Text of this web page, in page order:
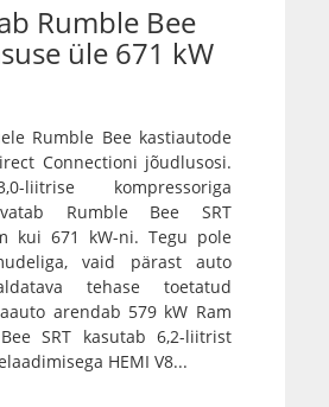
Rumble Bee
üle 671 kW
Rumble Bee kastiautode
Connectioni jõudlusosi.
liitrise kompressoriga
Rumble Bee SRT
kui 671 kW-ni. Tegu pole
vaid pärast auto
tehase toetatud
arendab 579 kW Ram
SRT kasutab 6,2-liitrist
HEMI V8...